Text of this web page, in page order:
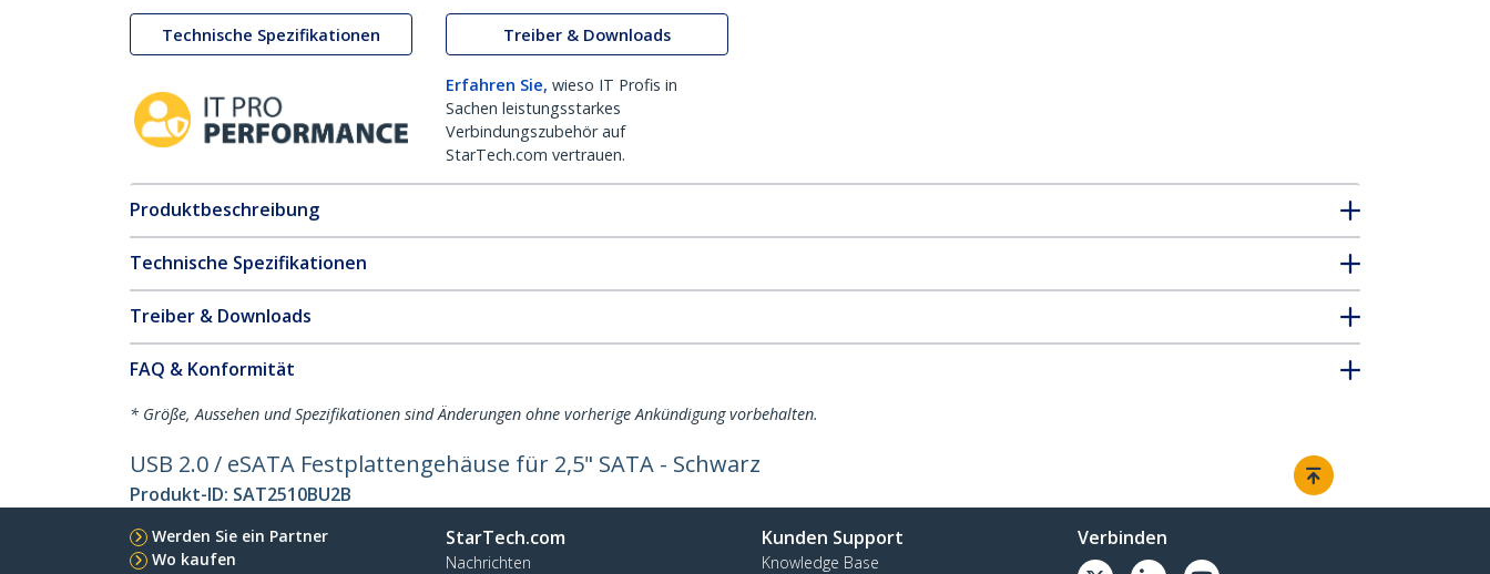
Technische Spezifikationen Treiber & Downloads
Erfahren Sie, wieso IT Profis in
Sachen leistungsstarkes
Verbindungszubehör auf
StarTech.com vertrauen.
Produktbeschreibung
Technische Spezifikationen
Treiber & Downloads
FAQ & Konformität
* Größe, Aussehen und Spezifikationen sind Änderungen ohne vorherige Ankündigung vorbehalten.
USB 2.0 / eSATA Festplattengehäuse für 2,5" SATA - Schwarz
Produkt-ID: SAT2510BU2B
Werden Sie ein Partner
Wo kaufen
StarTech.com
Nachrichten
Kunden Support
Knowledge Base
Verbinden